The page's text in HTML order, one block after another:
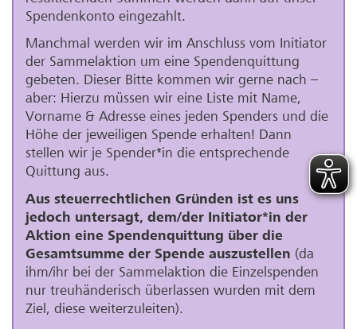
Spendenkonto eingezahlt.
Manchmal werden wir im Anschluss vom Initiator
der Sammelaktion um eine Spendenquittung
gebeten. Dieser Bitte kommen wir gerne nach –
aber: Hierzu müssen wir eine Liste mit Name,
Vorname & Adresse eines jeden Spenders und die
Höhe der jeweiligen Spende erhalten! Dann
stellen wir je Spender*in die entsprechende
Quittung aus.
Aus steuerrechtlichen Gründen ist es uns
jedoch untersagt, dem/der Initiator*in der
Aktion eine Spendenquittung über die
Gesamtsumme der Spende auszustellen (da
ihm/ihr bei der Sammelaktion die Einzelspenden
nur treuhänderisch überlassen wurden mit dem
Ziel, diese weiterzuleiten).